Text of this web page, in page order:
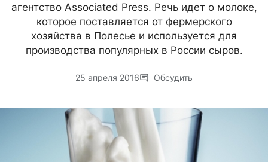
агентство Associated Press. Речь идет о молоке,
которое поставляется от фермерского
хозяйства в Полесье и используется для
производства популярных в России сыров.
25 апреля 2016 Обсудить